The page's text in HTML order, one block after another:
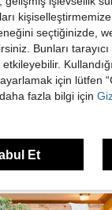
Helpful (0)
kişiselleştirmemize
seçtiğinizde,
Bunları tarayıcı
için lütfen
fazla bilgi için
Et